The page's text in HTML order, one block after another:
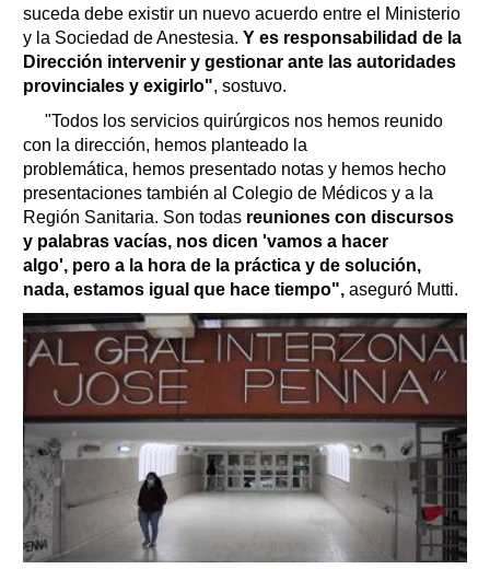
suceda debe existir un nuevo acuerdo entre el Ministerio
y la Sociedad de Anestesia. Y es responsabilidad de la
Dirección intervenir y gestionar ante las autoridades
provinciales y exigirlo", sostuvo.
"Todos los servicios quirúrgicos nos hemos reunido
con la dirección, hemos planteado la
problemática, hemos presentado notas y hemos hecho
presentaciones también al Colegio de Médicos y a la
Región Sanitaria. Son todas reuniones con discursos
y palabras vacías, nos dicen 'vamos a hacer
algo', pero a la hora de la práctica y de solución,
nada, estamos igual que hace tiempo", aseguró Mutti.